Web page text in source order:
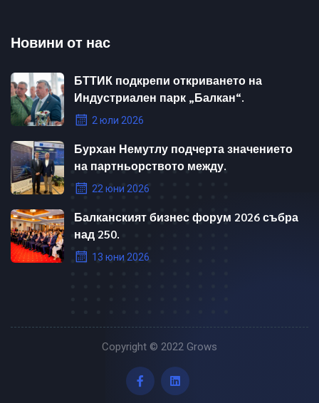
Новини от нас
БТТИК подкрепи откриването на
Индустриален парк „Балкан“.
2 юли 2026
Бурхан Немутлу подчерта значението
на партньорството между.
22 юни 2026
Балканският бизнес форум 2026 събра
над 250.
13 юни 2026
Copyright © 2022 Grows